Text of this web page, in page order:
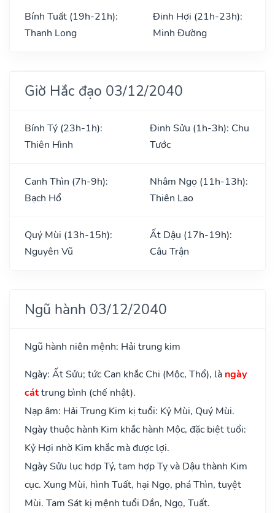
Bính Tuất (19h-21h):
Thanh Long
Đinh Hợi (21h-23h):
Minh Đường
Giờ Hắc đạo 03/12/2040
Bính Tý (23h-1h):
Thiên Hình
Đinh Sửu (1h-3h): Chu
Tước
Canh Thìn (7h-9h):
Bạch Hổ
Nhâm Ngọ (11h-13h):
Thiên Lao
Quý Mùi (13h-15h):
Nguyên Vũ
Ất Dậu (17h-19h):
Câu Trận
Ngũ hành 03/12/2040
Ngũ hành niên mệnh: Hải trung kim
Ngày: Ất Sửu; tức Can khắc Chi (Mộc, Thổ), là ngày
cáttrung bình (chế nhật).
Nạp âm: Hải Trung Kim kị tuổi: Kỷ Mùi, Quý Mùi.
Ngày thuộc hành Kim khắc hành Mộc, đặc biệt tuổi:
Kỷ Hợi nhờ Kim khắc mà được lợi.
Ngày Sửu lục hợp Tý, tam hợp Tỵ và Dậu thành Kim
cục. Xung Mùi, hình Tuất, hại Ngọ, phá Thìn, tuyệt
Mùi. Tam Sát kị mệnh tuổi Dần, Ngọ, Tuất.